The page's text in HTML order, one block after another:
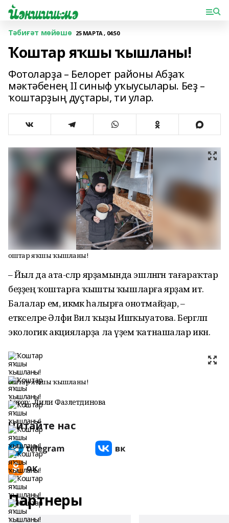
Тәбиғәт мөйөшө 25 МАРТА , 04:50
Ҡоштар яҡшы ҡышланы!
Фотоларҙа – Белорет районы Абҙаҡ
мәктәбенең II синыф уҡыусылары. Беҙ –
ҡоштарҙың дуҫтары, ти улар.
Ҡоштар яҡшы ҡышланы!
– Йыл да ата-әсәләр ярҙамында эшләнгән тағараҡтар
беҙҙең ҡоштарға ҡышты ҡышларға ярҙам итә.
Балалар ем, икмәк һалырға онотмайҙар, –
етәкселәре Әлфиә Вил ҡыҙы Ишҡыуатова. Бергәләп
экологик акцияларҙа ла әүҙем ҡатнашалар икән.
Ҡоштар яҡшы ҡышланы!
Автор: Лилиә Фазлетдинова
Читайте нас
Партнеры